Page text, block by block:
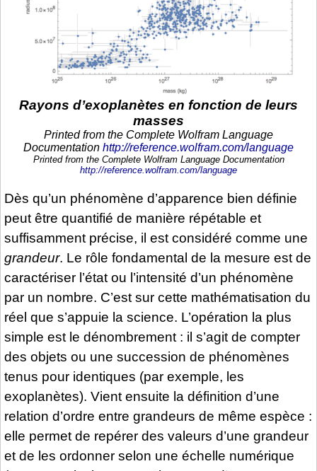
Rayons d’exoplanètes en fonction de leurs
masses
Printed from the Complete Wolfram Language
Documentation http://reference.wolfram.com/language
Printed from the Complete Wolfram Language Documentation
http://reference.wolfram.com/language
Dès qu’un phénomène d’apparence bien définie
peut être quantifié de manière répétable et
suffisamment précise, il est considéré comme une
grandeur. Le rôle fondamental de la mesure est de
caractériser l’état ou l’intensité d’un phénomène
par un nombre. C’est sur cette mathématisation du
réel que s’appuie la science. L’opération la plus
simple est le dénombrement : il s’agit de compter
des objets ou une succession de phénomènes
tenus pour identiques (par exemple, les
exoplanètes). Vient ensuite la définition d’une
relation d’ordre entre grandeurs de même espèce :
elle permet de repérer des valeurs d’une grandeur
et de les ordonner selon une échelle numérique